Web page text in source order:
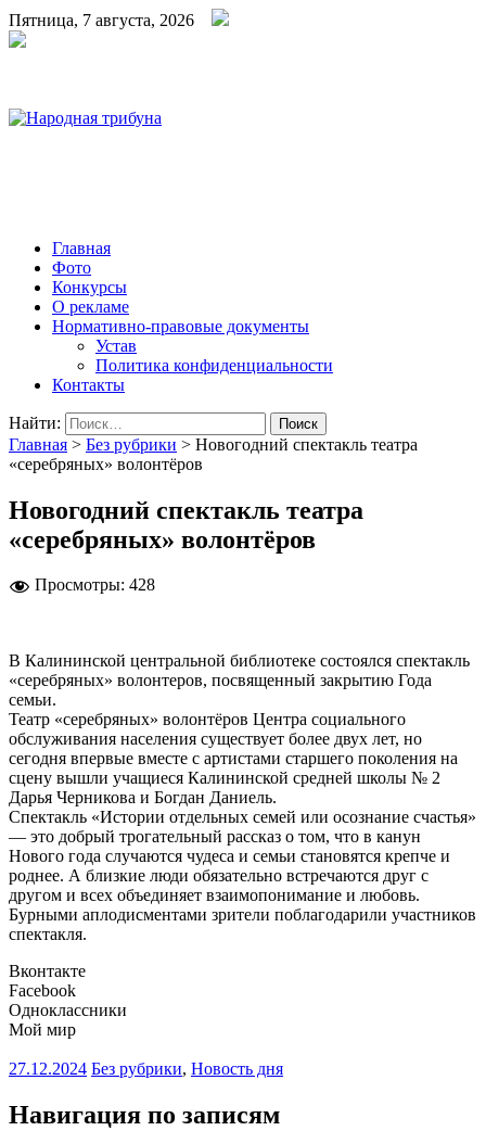
Пятница, 7 августа, 2026
Главная
Фото
Конкурсы
О рекламе
Нормативно-правовые документы
Устав
Политика конфиденциальности
Контакты
Найти:
Главная > Без рубрики > Новогодний спектакль театра
«серебряных» волонтёров
Новогодний спектакль театра
«серебряных» волонтёров
Просмотры: 428
В Калининской центральной библиотеке состоялся спектакль
«серебряных» волонтеров, посвященный закрытию Года
семьи.
Театр «серебряных» волонтёров Центра социального
обслуживания населения существует более двух лет, но
сегодня впервые вместе с артистами старшего поколения на
сцену вышли учащиеся Калининской средней школы № 2
Дарья Черникова и Богдан Даниель.
Спектакль «Истории отдельных семей или осознание счастья»
— это добрый трогательный рассказ о том, что в канун
Нового года случаются чудеса и семьи становятся крепче и
роднее. А близкие люди обязательно встречаются друг с
другом и всех объединяет взаимопонимание и любовь.
Бурными аплодисментами зрители поблагодарили участников
спектакля.
Вконтакте
Facebook
Одноклассники
Мой мир
27.12.2024 Без рубрики, Новость дня
Навигация по записям